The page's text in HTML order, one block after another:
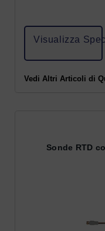
Visualizza
Vedi Altri Articoli di
Sonde RTD